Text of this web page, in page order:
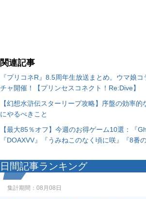
関連記事
『プリコネR』8.5周年生放送まとめ。ウマ娘
チャ開催！【プリンセスコネクト！Re:Dive】
【幻想水滸伝スターリープ攻略】序盤の効率
にやるべきこと
【最大85％オフ】今週のお得ゲーム10選：『
『DOAXVV』『うみねこのなく頃に咲』『8番
日間記事ランキング
集計期間： 08月08日